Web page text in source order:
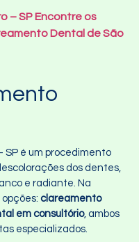
– SP Encontre os
Dental de São
SP é um procedimento
dos dentes,
e radiante. Na
clareamento
em consultório, ambos
especializados.